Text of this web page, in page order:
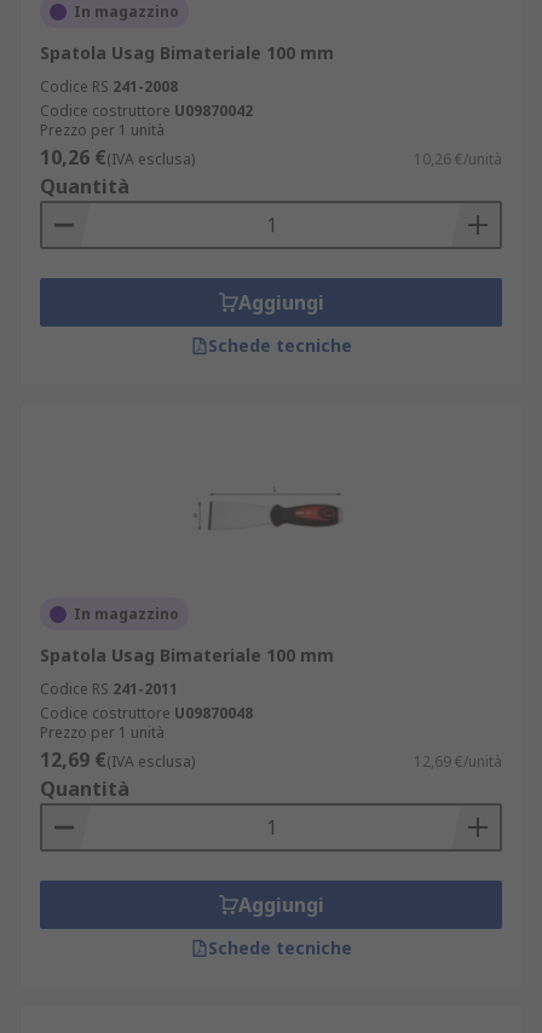
In magazzino
Spatola Usag Bimateriale 100 mm
Codice RS 241-2008
Codice costruttore U09870042
Prezzo per 1 unità
10,26 €(IVA esclusa) 10,26 €/unità
Quantità
Aggiungi
Schede tecniche
In magazzino
Spatola Usag Bimateriale 100 mm
Codice RS 241-2011
Codice costruttore U09870048
Prezzo per 1 unità
12,69 €(IVA esclusa) 12,69 €/unità
Quantità
Aggiungi
Schede tecniche